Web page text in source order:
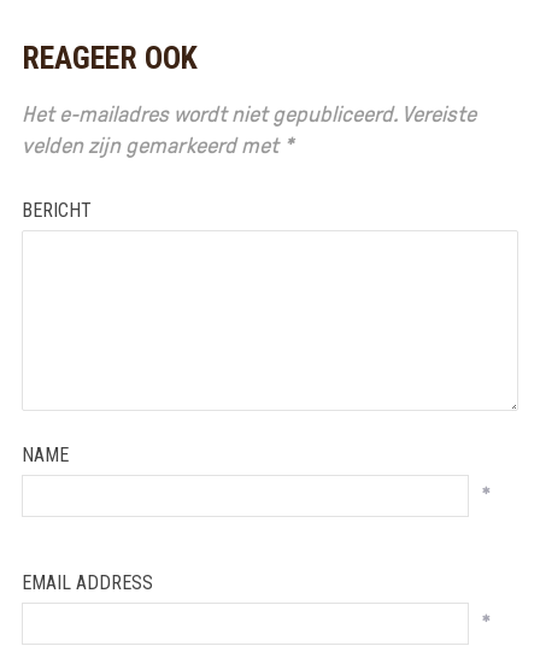
REAGEER OOK
Het e-mailadres wordt niet gepubliceerd. Vereiste
velden zijn gemarkeerd met *
BERICHT
NAME
*
EMAIL ADDRESS
*